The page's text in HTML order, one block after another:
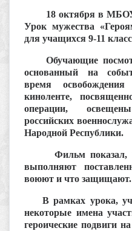
18 октября в МБОУ
Урок мужества
для учащихся 9-11
Обучающие
основанный на
время
киноленте,
операции,
российских
Народной Республики.
Фильм показал,
выполняют
воюют и что защищают.
В рамках урока,
некоторые имена
героические подвиги